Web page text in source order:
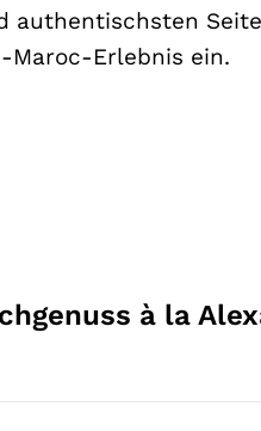
authentischsten
Maroc-Erlebnis ein.
à la